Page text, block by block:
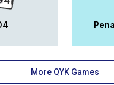
More QYK Games